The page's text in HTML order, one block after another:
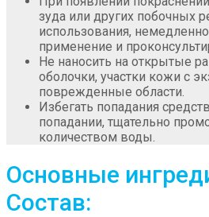
зуда или других побочных
использования,
применение и
Не наносить на открытые
оболочки, участки кожи с
поврежденные области.
Избегать попадания
попадании, тщательно
количеством воды.
Основные
Состав: